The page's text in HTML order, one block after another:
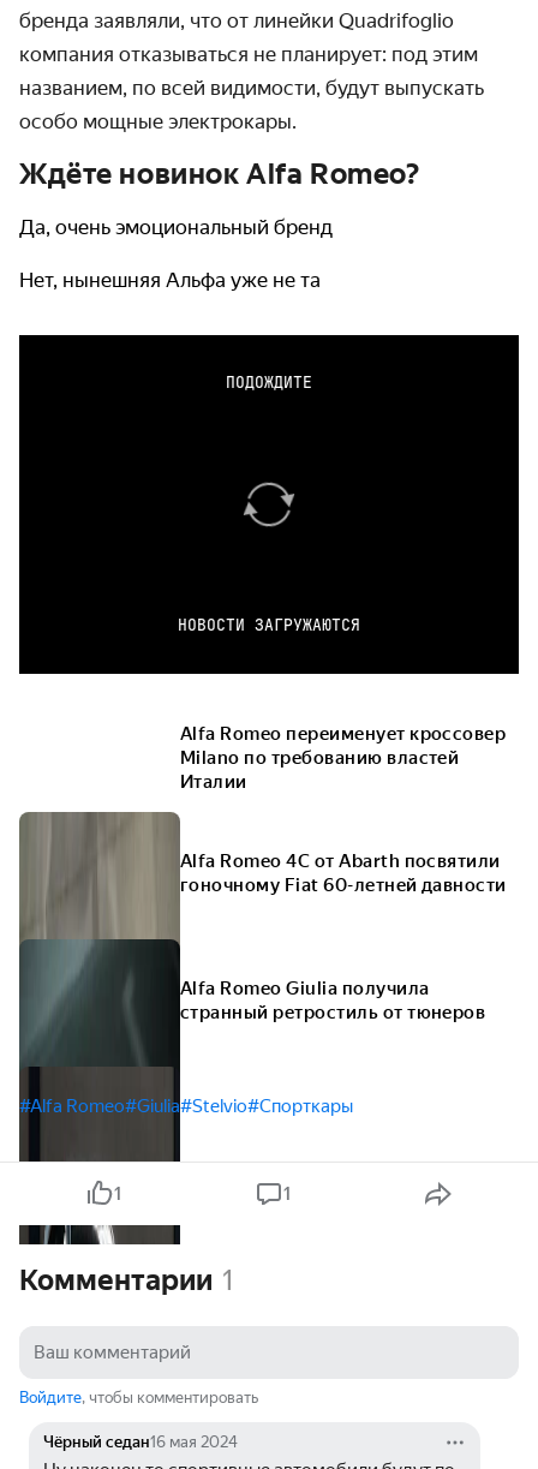
бренда заявляли, что от линейки Quadrifoglio
компания отказываться не планирует: под этим
названием, по всей видимости, будут выпускать
особо мощные электрокары.
Ждёте новинок Alfa Romeo?
Да, очень эмоциональный бренд
Нет, нынешняя Альфа уже не та
ПОДОЖДИТЕ
НОВОСТИ ЗАГРУЖАЮТСЯ
Alfa Romeo переименует кроссовер
Milano по требованию властей
Италии
Alfa Romeo 4C от Abarth посвятили
гоночному Fiat 60-летней давности
Alfa Romeo Giulia получила
странный ретростиль от тюнеров
#Alfa Romeo#Giulia#Stelvio#Спорткары
1 1
Комментарии 1
Войдите, чтобы комментировать
Чёрный седан16 мая 2024